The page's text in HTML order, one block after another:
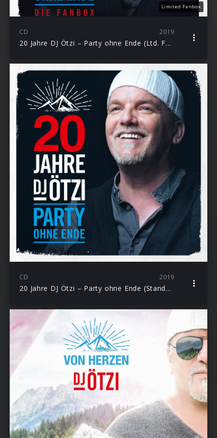
Limited Fanbox
CD 2019
20 Jahre DJ Ötzi – Party ohne Ende (Ltd. Fanbox)
CD 2019
20 Jahre DJ Ötzi – Party ohne Ende (Standard Edition)